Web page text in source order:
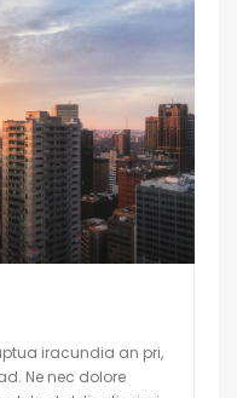
iracundia an pri,
Ne nec dolore